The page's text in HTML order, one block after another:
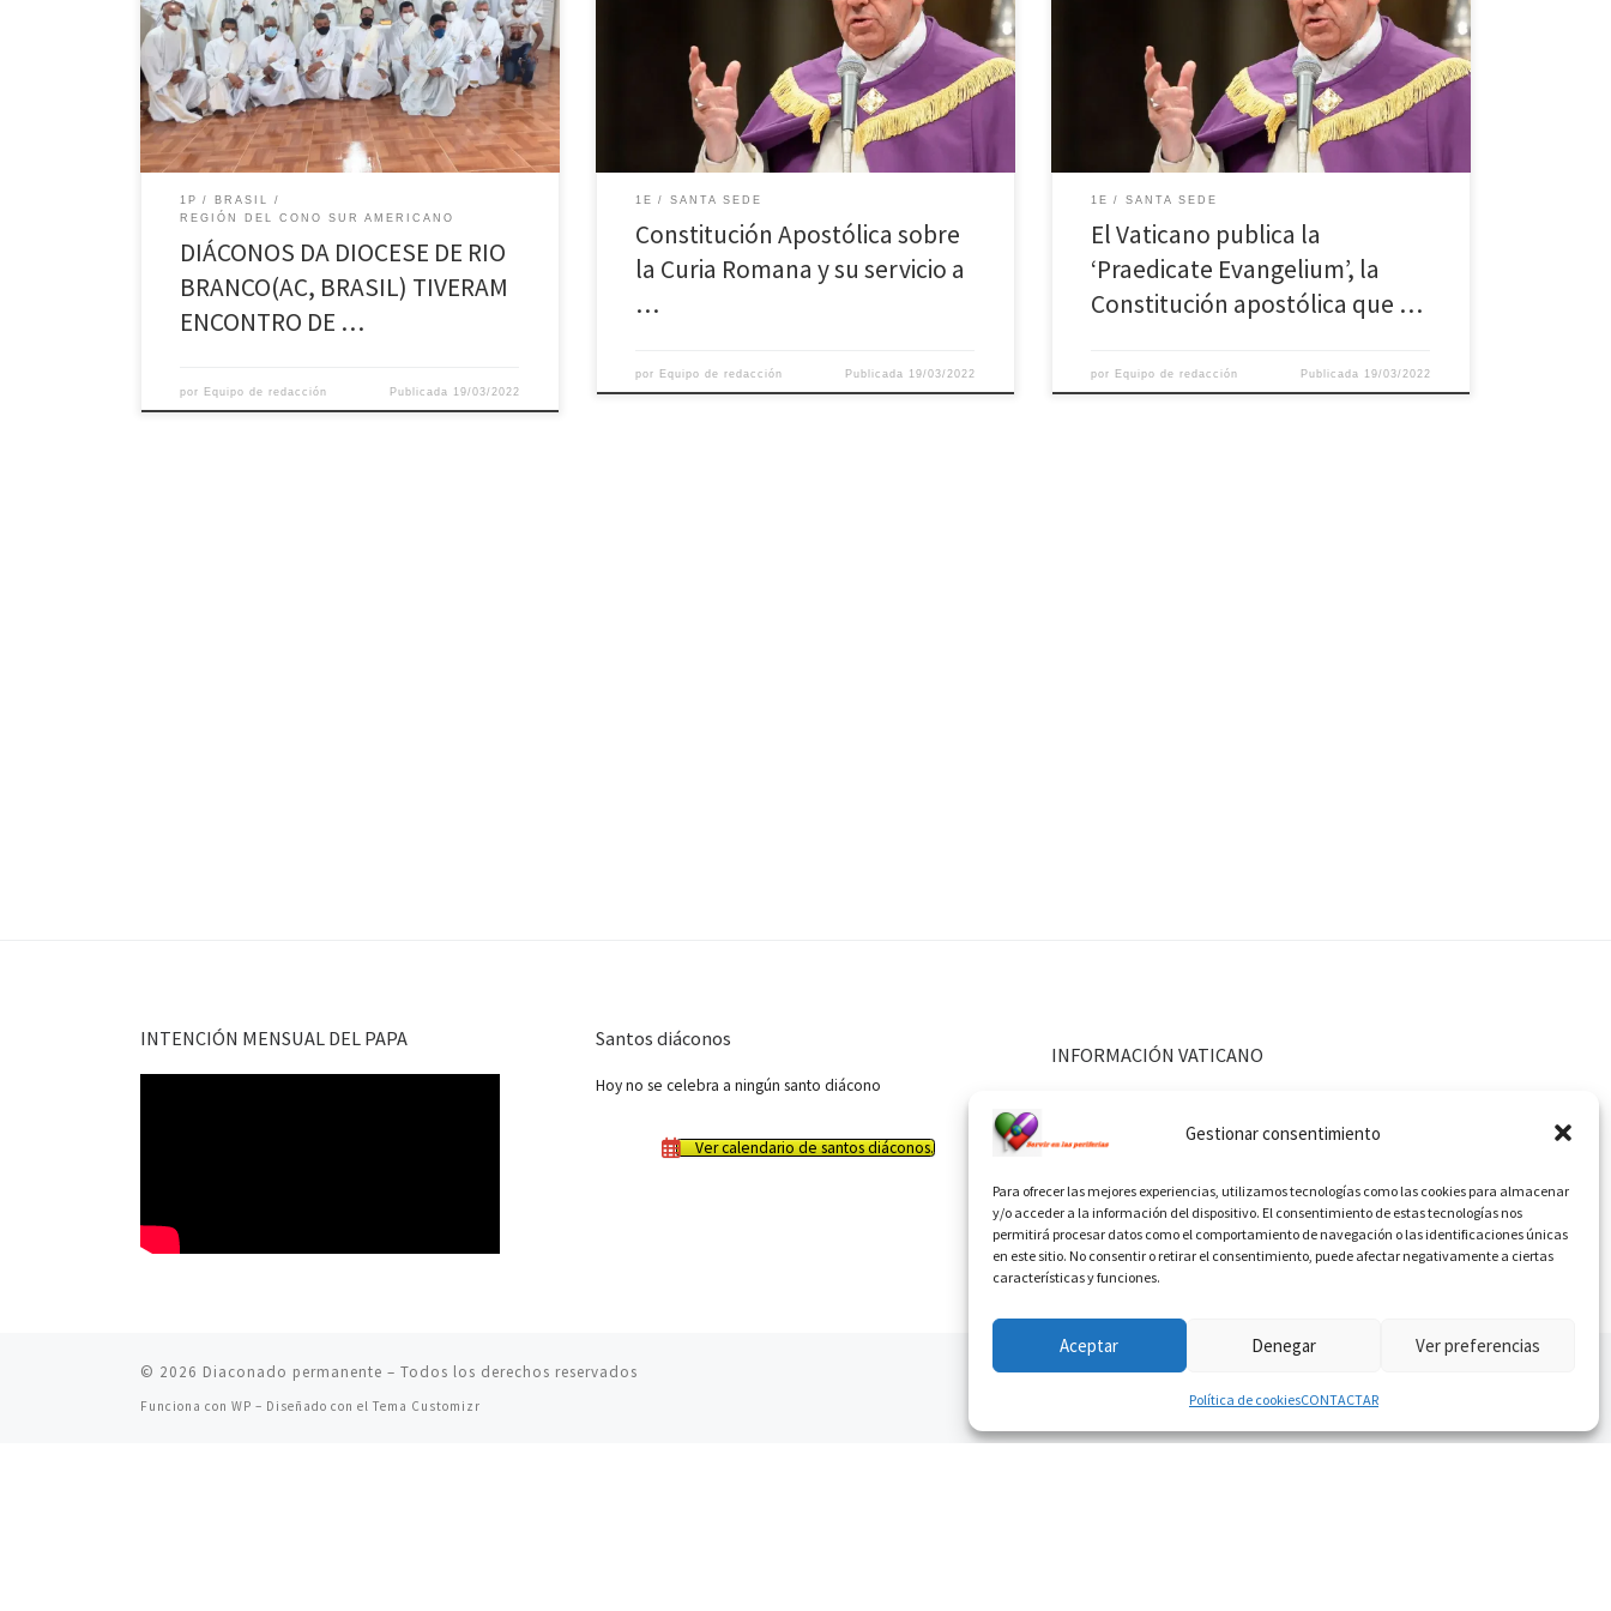
Gestionar consentimiento
Para ofrecer las mejores experiencias, utilizamos tecnologías como las cookies para almacenar
y/o acceder a la información del dispositivo. El consentimiento de estas tecnologías nos
permitirá procesar datos como el comportamiento de navegación o las identificaciones únicas
en este sitio. No consentir o retirar el consentimiento, puede afectar negativamente a ciertas
características y funciones.
Aceptar Denegar Ver preferencias
Política de cookiesCONTACTAR
da Diocese de Rio Branco (AC) foi realizado na
Chácara Cura D’ars neste sábado, 19 de março, com
início às 08h e término com a missa às 11h30, em
louvor a São José. A Missa foi presidida pelo Padre
Wesley Joseph, da […]
1P
BRASIL
REGIÓN DEL CONO SUR AMERICANO
DIÁCONOS DA DIOCESE DE RIO
BRANCO(AC, BRASIL) TIVERAM
ENCONTRO DE …
por Equipo de redacción Publicada 19/03/2022
servicio a la Iglesia en el mundo ‘Praedicate
Evangeliuum’ ÍNDICE I. Preámbulo II. Principios y
Criterios para el Servicio de la Curia Romana III. Reglas
generales (artículos 1 – 43) IV. Secretaría de Estado
(Artículos 44 – 52) V. Dicasterios Dicasterio para […]
1E SANTA SEDE
Constitución Apostólica sobre
la Curia Romana y su servicio a
…
por Equipo de redacción Publicada 19/03/2022
la Constitución Apostólica ‘Praedicate Evangelium’, el
documento de Reforma de la Curia Vaticana que va a
entrar en vigor el próximo 5 de junio, solemnidad de
Pentecostés y que será presentado el próximo lunes,
1E SANTA SEDE
El Vaticano publica la
‘Praedicate Evangelium’, la
Constitución apostólica que …
por Equipo de redacción Publicada 19/03/2022
INTENCIÓN MENSUAL DEL PAPA Santos diáconos
Hoy no se celebra a ningún santo diácono
Ver calendario de santos diáconos.
INFORMACIÓN VATICANO
© 2026 Diaconado permanente – Todos los derechos reservados
Funciona con WP – Diseñado con el Tema Customizr